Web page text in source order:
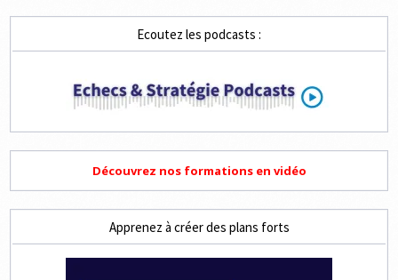
MARSEILLE
Ecoutez les podcasts :
Découvrez nos formations en vidéo
Apprenez à créer des plans forts